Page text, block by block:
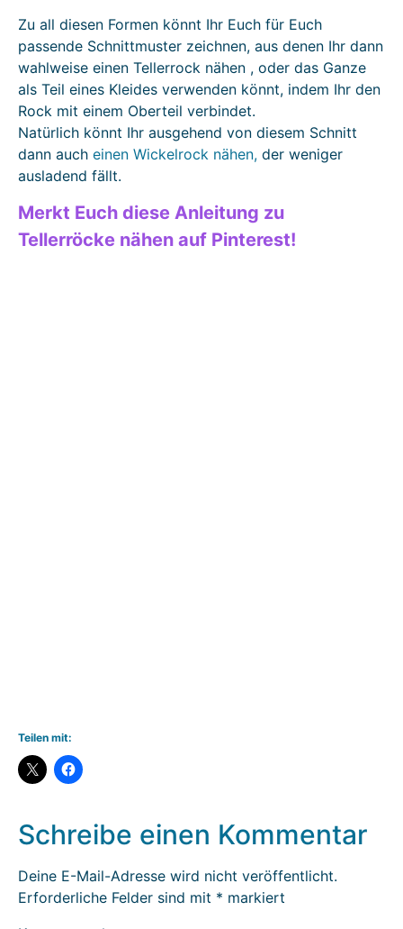
Zu all diesen Formen könnt Ihr Euch für Euch
passende Schnittmuster zeichnen, aus denen Ihr dann
wahlweise einen Tellerrock nähen , oder das Ganze
als Teil eines Kleides verwenden könnt, indem Ihr den
Rock mit einem Oberteil verbindet.
Natürlich könnt Ihr ausgehend von diesem Schnitt
dann auch einen Wickelrock nähen, der weniger
ausladend fällt.
Merkt Euch diese Anleitung zu
Tellerröcke nähen auf Pinterest!
Teilen mit:
Schreibe einen Kommentar
Deine E-Mail-Adresse wird nicht veröffentlicht.
Erforderliche Felder sind mit * markiert